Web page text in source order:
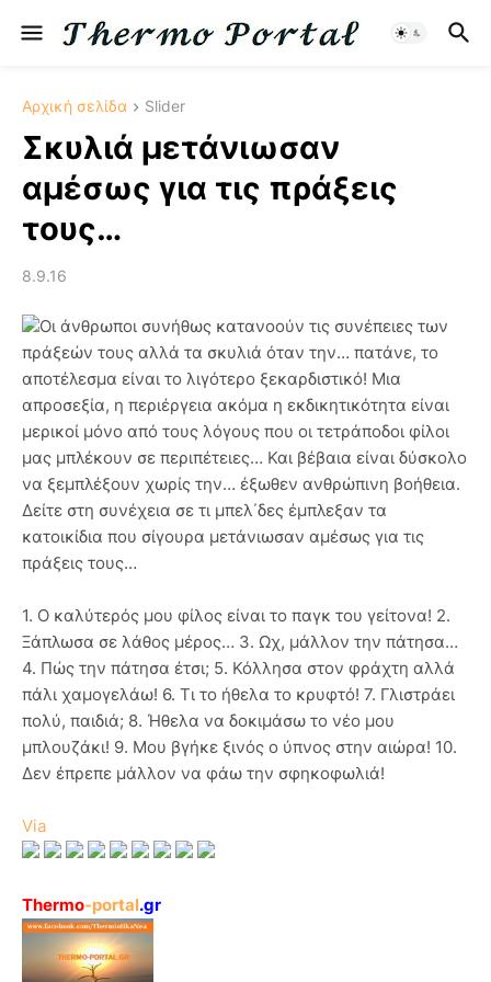
Αρχική σελίδα Slider
Σκυλιά μετάνιωσαν
αμέσως για τις πράξεις
τους…
8.9.16
Οι άνθρωποι συνήθως κατανοούν τις συνέπειες των
πράξεών τους αλλά τα σκυλιά όταν την… πατάνε, το
αποτέλεσμα είναι το λιγότερο ξεκαρδιστικό! Μια
απροσεξία, η περιέργεια ακόμα η εκδικητικότητα είναι
μερικοί μόνο από τους λόγους που οι τετράποδοι φίλοι
μας μπλέκουν σε περιπέτειες… Και βέβαια είναι δύσκολο
να ξεμπλέξουν χωρίς την… έξωθεν ανθρώπινη βοήθεια.
Δείτε στη συνέχεια σε τι μπελ΄δες έμπλεξαν τα
κατοικίδια που σίγουρα μετάνιωσαν αμέσως για τις
πράξεις τους…
1. Ο καλύτερός μου φίλος είναι το παγκ του γείτονα! 2.
Ξάπλωσα σε λάθος μέρος… 3. Ωχ, μάλλον την πάτησα…
4. Πώς την πάτησα έτσι; 5. Κόλλησα στον φράχτη αλλά
πάλι χαμογελάω! 6. Τι το ήθελα το κρυφτό! 7. Γλιστράει
πολύ, παιδιά; 8. Ήθελα να δοκιμάσω το νέο μου
μπλουζάκι! 9. Μου βγήκε ξινός ο ύπνος στην αιώρα! 10.
Δεν έπρεπε μάλλον να φάω την σφηκοφωλιά!
Via
Thermo-portal.gr